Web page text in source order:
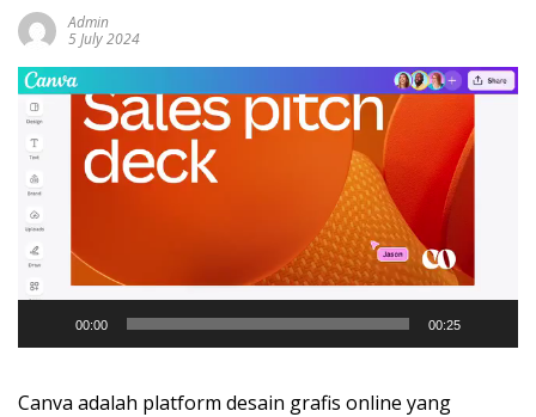
Admin
5 July 2024
Video
Player
00:00 00:25
Canva adalah platform desain grafis online yang